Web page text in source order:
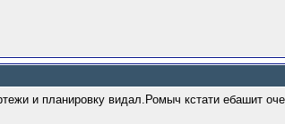
и планировку видал.Ромыч кстати ебашит